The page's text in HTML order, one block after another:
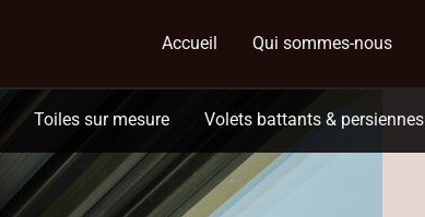
Accueil Qui sommes-nous
Toiles sur mesure Volets battants & persiennes